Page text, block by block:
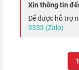
Xin thông tin
Để được hỗ trợ
3333 (Zalo)
1